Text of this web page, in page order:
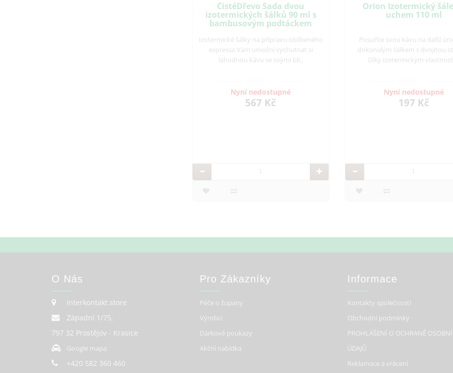
ČistéDřevo Sada dvou
izotermických šálků 90 ml s
bambusovým podtáckem
Izotermické šálky na přípravu oblíbeného
espressa Vám umožní vychutnat si
lahodnou kávu se svými blí..
Nyní nedostupné
567 Kč
Orion Izotermický
uchem 110 ml
Posuňte svou kávu na další
dokonalým šálkem s dvojitou
Díky izotermickým
Nyní nedostupné
197 Kč
O Nás
Interkontakt.store
Západní 1/75,
797 32 Prostějov - Krasice
Google mapa
+420 582 360 460
Pro Zákazníky
Péče o župany
Výrobci
Dárkové poukazy
Akční nabídka
Informace
Kontakty společnosti
Obchodní podmínky
PROHLÁŠENÍ O OCHRANĚ
ÚDAJŮ
Reklamace a vrácení